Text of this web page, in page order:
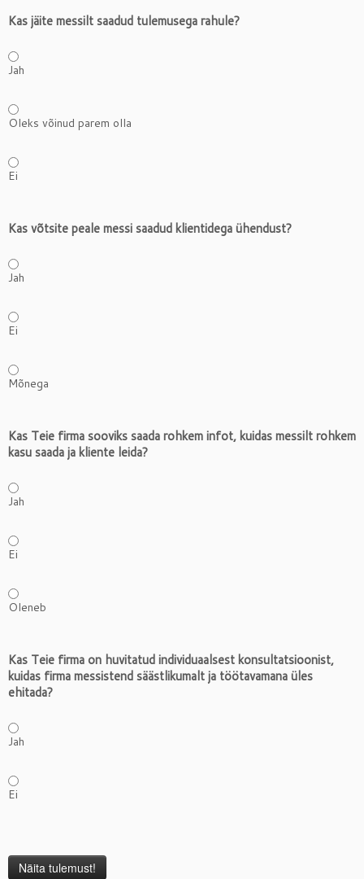
Kas jäite messilt saadud tulemusega rahule?
Jah
Oleks võinud parem olla
Ei
Kas võtsite peale messi saadud klientidega ühendust?
Jah
Ei
Mõnega
Kas Teie firma sooviks saada rohkem infot, kuidas messilt rohkem
kasu saada ja kliente leida?
Jah
Ei
Oleneb
Kas Teie firma on huvitatud individuaalsest konsultatsioonist,
kuidas firma messistend säästlikumalt ja töötavamana üles
ehitada?
Jah
Ei